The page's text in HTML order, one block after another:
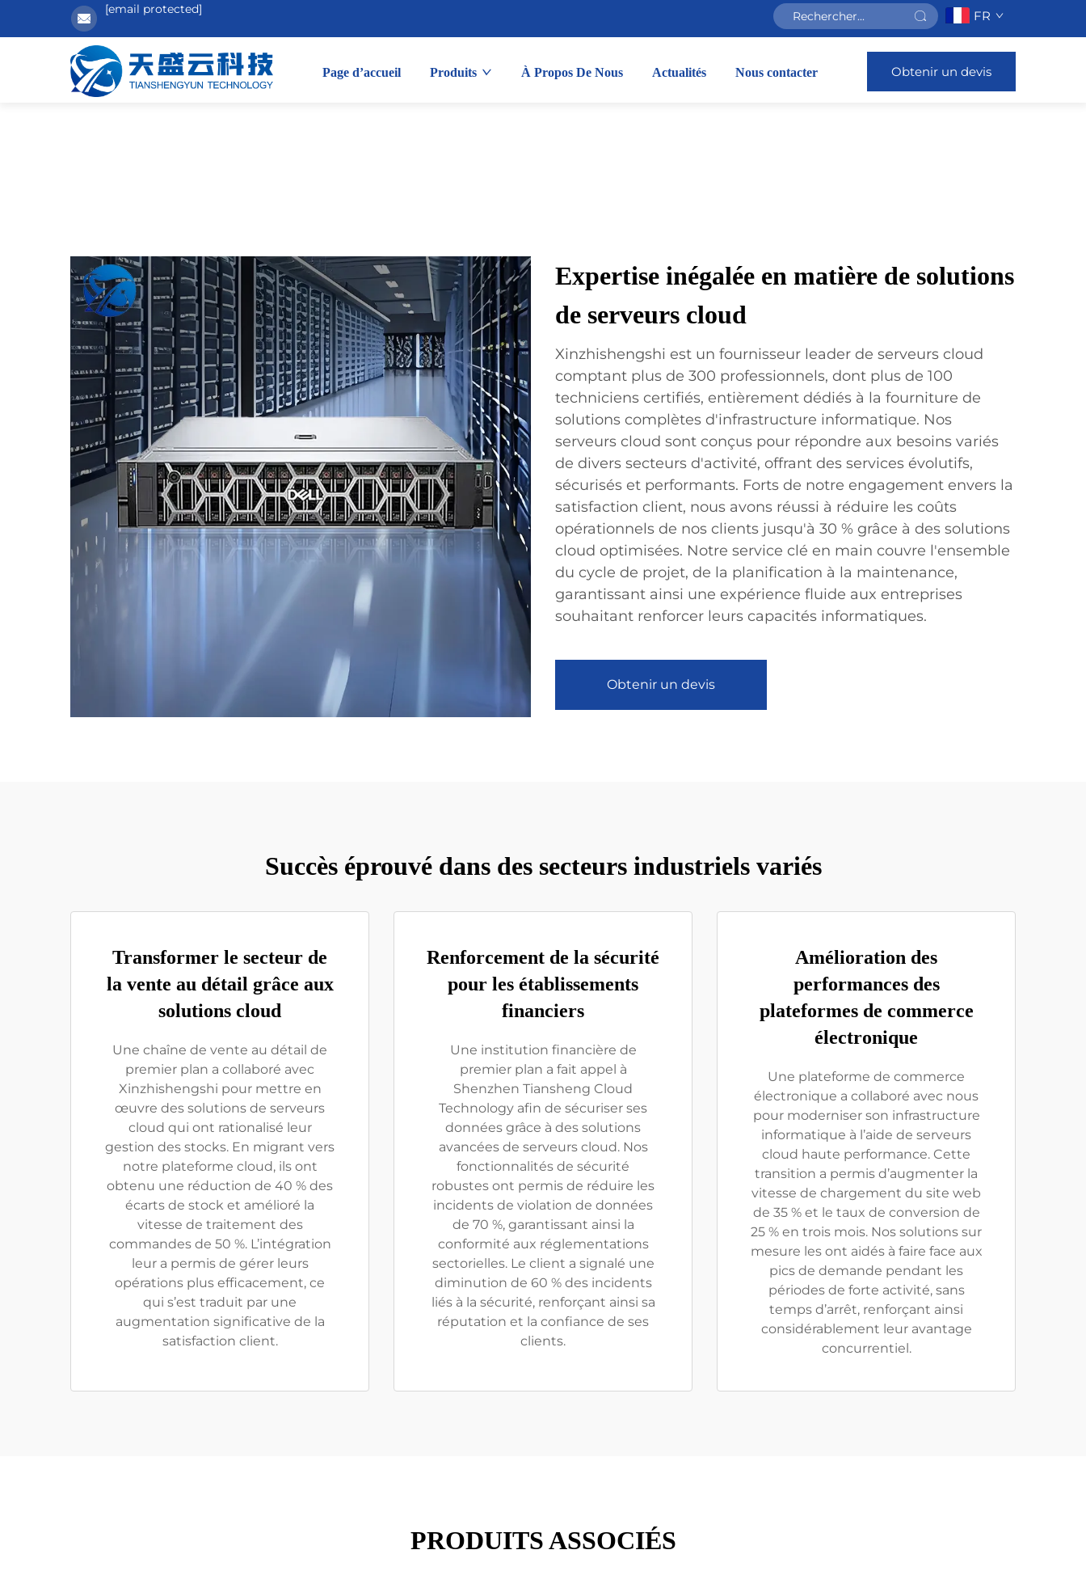
[email protected] FR
Page d’accueil Produits À Propos De Nous Actualités Nous contacter Obtenir un devis
Expertise inégalée en matière de solutions
de serveurs cloud
Xinzhishengshi est un fournisseur leader de serveurs cloud
comptant plus de 300 professionnels, dont plus de 100
techniciens certifiés, entièrement dédiés à la fourniture de
solutions complètes d'infrastructure informatique. Nos
serveurs cloud sont conçus pour répondre aux besoins variés
de divers secteurs d'activité, offrant des services évolutifs,
sécurisés et performants. Forts de notre engagement envers la
satisfaction client, nous avons réussi à réduire les coûts
opérationnels de nos clients jusqu'à 30 % grâce à des solutions
cloud optimisées. Notre service clé en main couvre l'ensemble
du cycle de projet, de la planification à la maintenance,
garantissant ainsi une expérience fluide aux entreprises
souhaitant renforcer leurs capacités informatiques.
Obtenir un devis
Succès éprouvé dans des secteurs industriels variés
Transformer le secteur de
la vente au détail grâce aux
solutions cloud
Une chaîne de vente au détail de
premier plan a collaboré avec
Xinzhishengshi pour mettre en
œuvre des solutions de serveurs
cloud qui ont rationalisé leur
gestion des stocks. En migrant vers
notre plateforme cloud, ils ont
obtenu une réduction de 40 % des
écarts de stock et amélioré la
vitesse de traitement des
commandes de 50 %. L’intégration
leur a permis de gérer leurs
opérations plus efficacement, ce
qui s’est traduit par une
augmentation significative de la
satisfaction client.
Renforcement de la sécurité
pour les établissements
financiers
Une institution financière de
premier plan a fait appel à
Shenzhen Tiansheng Cloud
Technology afin de sécuriser ses
données grâce à des solutions
avancées de serveurs cloud. Nos
fonctionnalités de sécurité
robustes ont permis de réduire les
incidents de violation de données
de 70 %, garantissant ainsi la
conformité aux réglementations
sectorielles. Le client a signalé une
diminution de 60 % des incidents
liés à la sécurité, renforçant ainsi sa
réputation et la confiance de ses
clients.
Amélioration des
performances des
plateformes de commerce
électronique
Une plateforme de commerce
électronique a collaboré avec nous
pour moderniser son infrastructure
informatique à l’aide de serveurs
cloud haute performance. Cette
transition a permis d’augmenter la
vitesse de chargement du site web
de 35 % et le taux de conversion de
25 % en trois mois. Nos solutions sur
mesure les ont aidés à faire face aux
pics de demande pendant les
périodes de forte activité, sans
temps d’arrêt, renforçant ainsi
considérablement leur avantage
concurrentiel.
PRODUITS ASSOCIÉS